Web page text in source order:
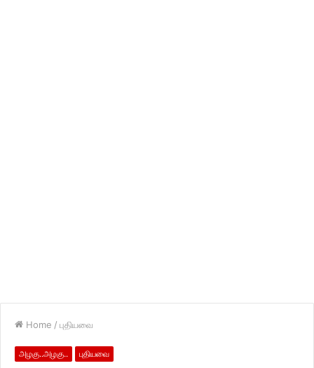
Home / புதியவை
அழகு..அழகு.. புதியவை